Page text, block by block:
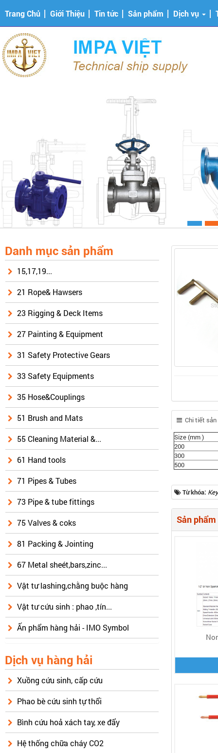
Trang Chủ Giới Thiệu Tin tức Sản phẩm Dịch vụ
Danh mục sản phẩm
15,17,19...
21 Rope& Hawsers
23 Rigging & Deck Items
27 Painting & Equipment
31 Safety Protective Gears
33 Safety Equipments
35 Hose&Couplings
51 Brush and Mats
55 Cleaning Material &...
61 Hand tools
71 Pipes & Tubes
73 Pipe & tube fittings
75 Valves & coks
81 Packing & Jointing
67 Metal sheét,bars,zinc...
Vật tư lashing,chằng buộc hàng
Vật tư cứu sinh : phao ,tín...
Ấn phẩm hàng hải - IMO Symbol
Dịch vụ hàng hải
Xuồng cứu sinh, cấp cứu
Phao bè cứu sinh tự thổi
Bình cứu hoả xách tay, xe đẩy
Hệ thống chữa cháy CO2
Chi tiết sản
Size (mm )
200
300
500
Từ khóa:
Sản